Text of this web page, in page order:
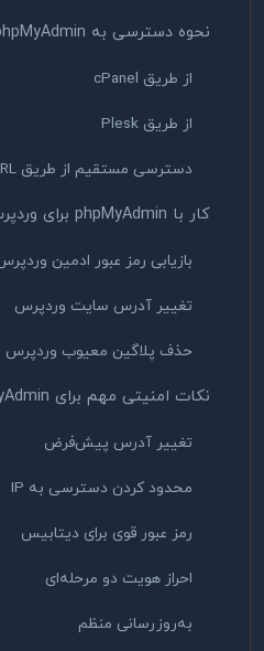
نحوه دسترسی به phpMyAdmin
از طریق cPanel
از طریق Plesk
دسترسی مستقیم از طریق URL
کار با phpMyAdmin برای وردپرس
بازیابی رمز عبور ادمین
تغییر آدرس سایت وردپرس
حذف پلاگین معیوب وردپرس
نکات امنیتی مهم برای phpMyAdmin
تغییر آدرس پیش‌فرض
محدود کردن دسترسی به IP
رمز عبور قوی برای دیتابیس
احراز هویت دو مرحله‌ای
به‌روزرسانی منظم